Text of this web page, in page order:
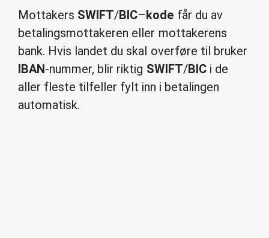
Mottakers SWIFT/BIC–kode får du av
betalingsmottakeren eller mottakerens
bank. Hvis landet du skal overføre til bruker
IBAN-nummer, blir riktig SWIFT/BICi de
aller fleste tilfeller fylt inn i betalingen
automatisk.